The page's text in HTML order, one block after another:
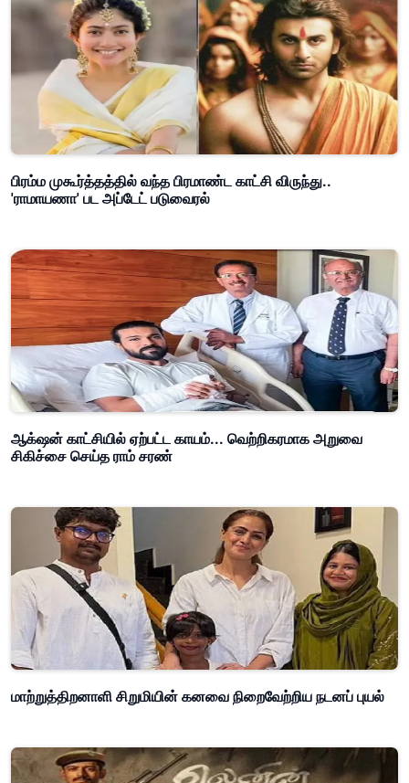
பிரம்ம முகூர்த்தத்தில் வந்த பிரமாண்ட காட்சி விருந்து..
'ராமாயணா' பட அப்டேட் படுவைரல்
ஆக்‌ஷன் காட்சியில் ஏற்பட்ட காயம்... வெற்றிகரமாக அறுவை
சிகிச்சை செய்த ராம் சரண்
மாற்றுத்திறனாளி சிறுமியின் கனவை நிறைவேற்றிய நடனப் புயல்